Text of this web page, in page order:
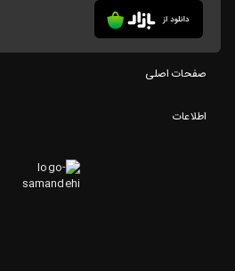
صفحات اصلی
اطلاعات